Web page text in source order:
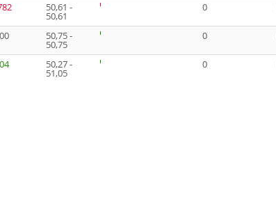
50,61 -
50,61
0
50,75 -
50,75
0
50,27 -
51,05
0